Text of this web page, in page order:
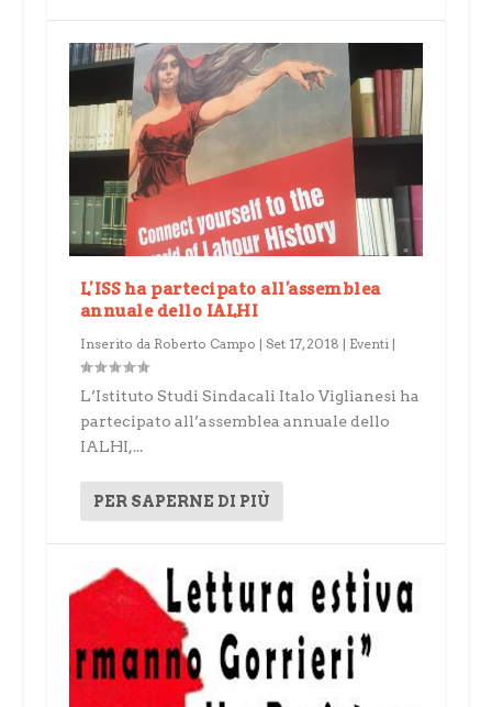
L’ISS ha partecipato all’assemblea
annuale dello IALHI
Inserito da Roberto Campo | Set 17, 2018 | Eventi |
L’Istituto Studi Sindacali Italo Viglianesi ha
partecipato all’assemblea annuale dello
IALHI,...
PER SAPERNE DI PIÙ